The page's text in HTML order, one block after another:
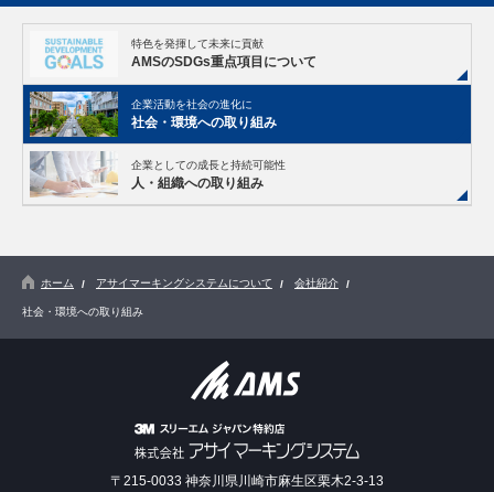
特色を発揮して未来に貢献
AMSのSDGs重点項目について
企業活動を社会の進化に
社会・環境への取り組み
企業としての成長と持続可能性
人・組織への取り組み
ホーム アサイマーキングシステムについて 会社紹介
社会・環境への取り組み
〒215-0033 神奈川県川崎市麻生区栗木2-3-13